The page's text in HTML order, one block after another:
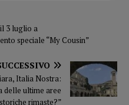
3 luglio a
speciale “My Cousin”
Italia Nostra:
delle ultime aree
rimaste?”